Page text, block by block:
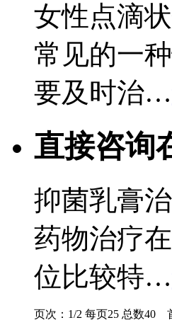
女性点滴
常见的一
要及时治…
直接咨询
抑菌乳膏
药物治疗
位比较特…
页次：1/2 每页25 总数40